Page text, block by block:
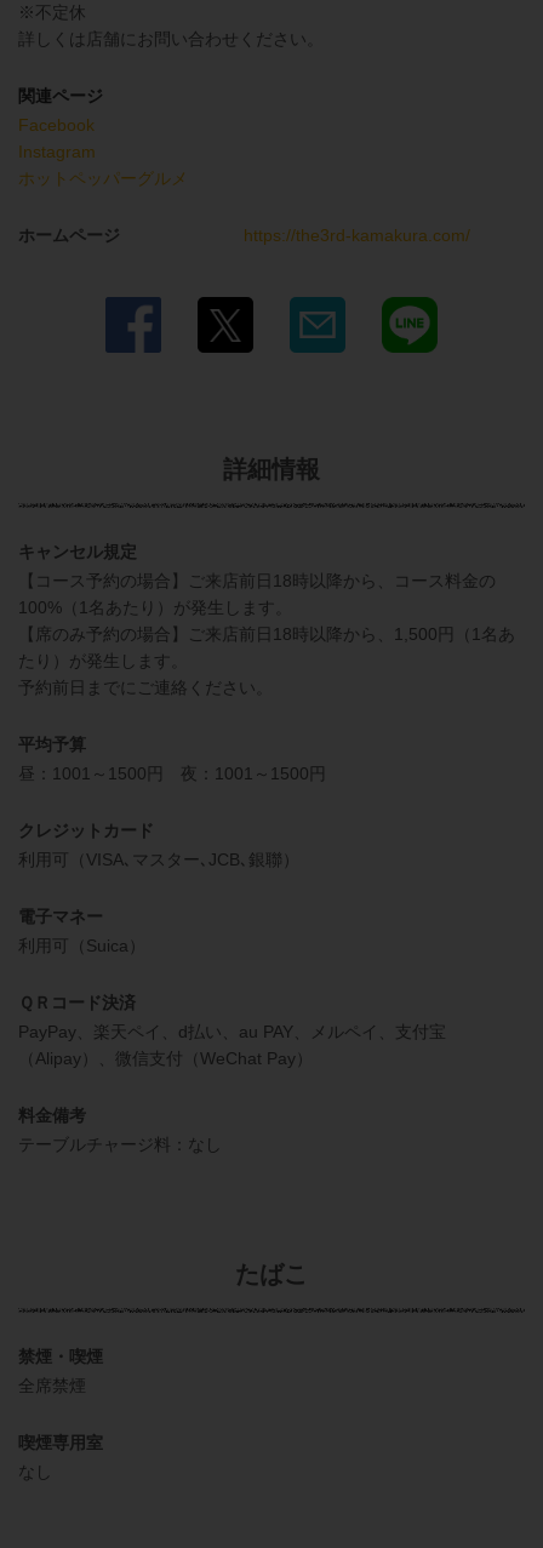
※不定休
詳しくは店舗にお問い合わせください。
関連ページ
Facebook
Instagram
ホットペッパーグルメ
ホームページ https://the3rd-kamakura.com/
詳細情報
キャンセル規定
【コース予約の場合】ご来店前日18時以降から、コース料金の
100%（1名あたり）が発生します。
【席のみ予約の場合】ご来店前日18時以降から、1,500円（1名あ
たり）が発生します。
予約前日までにご連絡ください。
平均予算
昼：1001～1500円 夜：1001～1500円
クレジットカード
利用可（VISA､マスター､JCB､銀聯）
電子マネー
利用可（Suica）
ＱＲコード決済
PayPay、楽天ペイ、d払い、au PAY、メルペイ、支付宝
（Alipay）、微信支付（WeChat Pay）
料金備考
テーブルチャージ料：なし
たばこ
禁煙・喫煙
全席禁煙
喫煙専用室
なし